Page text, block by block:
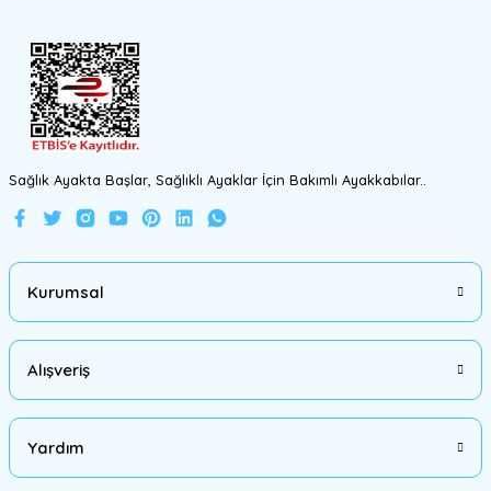
Sağlık Ayakta Başlar, Sağlıklı Ayaklar İçin Bakımlı Ayakkabılar..
Kurumsal
Alışveriş
Yardım